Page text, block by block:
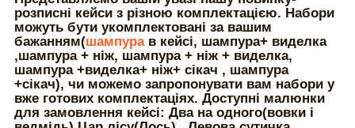
розписні кейси з різною комплектацією. Набори
можуть бути укомплектовані за вашим
бажанням(шампурав кейсі, шампура+ виделка
,шампура + ніж, шампура + ніж + виделка,
шампура +виделка+ ніж+ сікач , шампура
+сікач), чи можемо запропонувати вам набори у
вже готових комплектаціях. Доступні малюнки
для замовлення кейсі: Два на одного(вовки і